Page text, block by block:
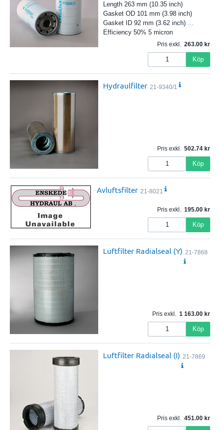
Length 263 mm (10.35 inch)
Gasket OD 101 mm (3.98 inch)
Gasket ID 92 mm (3.62 inch)
Efficiency 50% 5 micron
Pris exkl. 263.00
Köp
Hydraulfilter 21-9340/1
Pris exkl. 502.74
Köp
Avluftsfilter 21-8021
Pris exkl. 195.00
Köp
Luftfilter Radialseal (Y) 21-7868
Pris exkl. 1 163.00
Köp
Luftfilter Radialseal (I) 21-7869
Pris exkl. 451.00